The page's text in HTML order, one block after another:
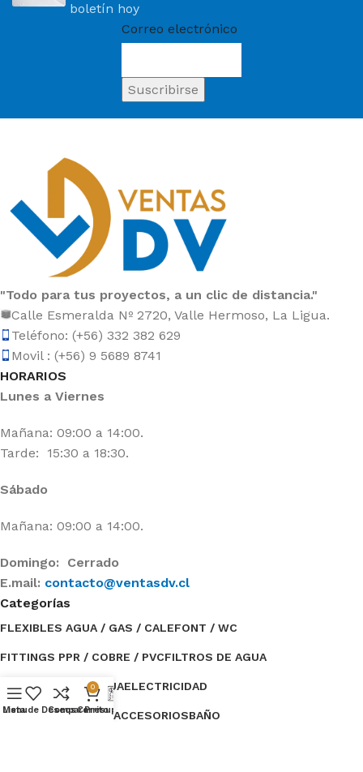
boletín hoy
Correo electrónico
"Todo para tus proyectos, a un clic de distancia."
Calle Esmeralda Nº 2720, Valle Hermoso, La Ligua.
Teléfono: (+56) 332 382 629
Movil : (+56) 9 5689 8741
HORARIOS
Lunes a Viernes
Mañana: 09:00 a 14:00.
Tarde: 15:30 a 18:30.
Sábado
Mañana: 09:00 a 14:00.
Domingo: Cerrado
E.mail: contacto@ventasdv.cl
Categorías
FLEXIBLES AGUA / GAS / CALEFONT / WC
FITTINGS PPR / COBRE / PVCFILTROS DE AGUA
ESTANQUES DE AGUAELECTRICIDAD
BOMBAS DE AGUA / ACCESORIOSBAÑO
Menu
Lista de Deseos
Compare
0
Carrito
Presupuesto